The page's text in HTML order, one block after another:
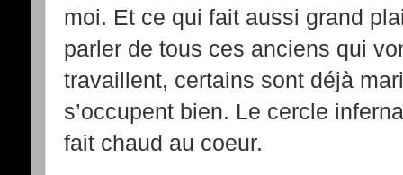
moi. Et ce qui fait aussi grand
parler de tous ces anciens qui
travaillent, certains sont déjà
s’occupent bien. Le cercle
fait chaud au coeur.